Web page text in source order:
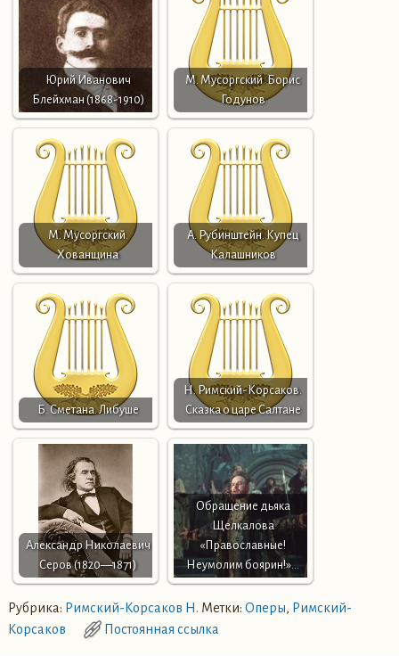
Юрий Иванович
Блейхман (1868-1910)
М. Мусоргский. Борис
Годунов
М. Мусоргский.
Хованщина
А. Рубинштейн. Купец
Калашников
Б. Сметана. Либуше
Н. Римский-Корсаков.
Сказка о царе Салтане
Александр Николаевич
Серов (1820—1871)
Обращение дьяка
Щелкалова
«Православные!
Неумолим боярин!»…
Рубрика: Римский-Корсаков Н. Метки: Оперы, Римский-
Корсаков
Постоянная ссылка